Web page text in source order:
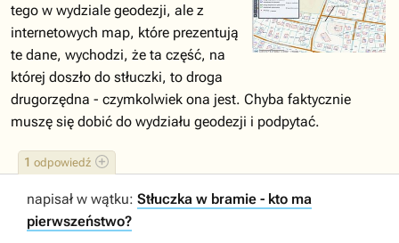
1 odpowiedź
tego w wydziale geodezji, ale z
internetowych map, które prezentują
te dane, wychodzi, że ta część, na
której doszło do stłuczki, to droga
drugorzędna - czymkolwiek ona jest. Chyba faktycznie
muszę się dobić do wydziału geodezji i podpytać.
napisał w wątku: Stłuczka w bramie - kto ma
pierwszeństwo?